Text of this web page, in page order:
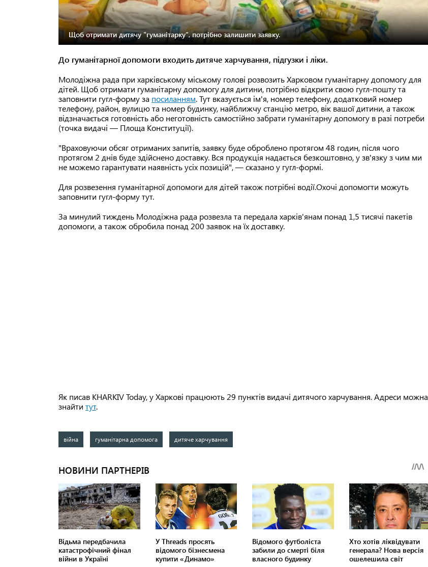
Щоб отримати дитячу "гуманітарку", потрібно залишити заявку.
До гуманітарної допомоги входить дитяче харчування, підгузки і ліки.
Молодіжна рада при харківському міському голові розвозить Харковом гуманітарну допомогу для
дітей. Щоб отримати гуманітарну допомогу для дитини, потрібно відкрити свою гугл-пошту та
заповнити гугл-форму за посиланням. Тут вказується ім'я, номер телефону, додатковий номер
телефону, район, вулицю та номер будинку, найближчу станцію метро, ​​вік вашої дитини, а також
відзначається готовність або неготовність самостійно забрати гуманітарну допомогу в разі потреби
(точка видачі — Площа Конституції).
"Враховуючи обсяг отриманих запитів, заявку буде оброблено протягом 48 годин, після чого
протягом 2 днів буде здійснено доставку. Вся продукція надається безкоштовно, у зв'язку з чим ми
не можемо гарантувати наявність усіх позицій", — сказано у гугл-формі.
Для розвезення гуманітарної допомоги для дітей також потрібні водії.Охочі допомогти можуть
заповнити гугл-форму тут.
За минулий тиждень Молодіжна рада розвезла та передала харків'янам понад 1,5 тисячі пакетів
допомоги, а також обробила понад 200 заявок на їх доставку.
Як писав KHARKIV Today, у Харкові працюють 29 пунктів видачі дитячого харчування. Адреси можна
знайти тут.
війна гуманітарна допомога дитяче харчування